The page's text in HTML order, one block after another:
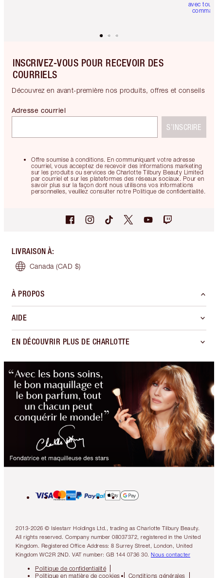
avec
INSCRIVEZ-VOUS POUR RECEVOIR DES
COURRIELS
Découvrez en avant-première nos produits, offres et conseils
Offre soumise à conditions. En communiquant votre adresse
courriel, vous acceptez de recevoir des informations marketing
sur les produits ou services de Charlotte Tilbury Beauty Limited
par courriel et sur les plateformes des réseaux sociaux. Pour en
savoir plus sur la façon dont nous utilisons vos informations
personnelles, veuillez consulter notre Politique de confidentialité.
Adresse courriel
S’INSCRIRE
LIVRAISON À:
Canada (CAD $)
À PROPOS
AIDE
EN DÉCOUVRIR PLUS DE CHARLOTTE
2013-2026 © Islestarr Holdings Ltd., trading as Charlotte Tilbury Beauty.
All rights reserved. Company number 08037372, registered in the United
Kingdom. Registered Office Address: 8 Surrey Street, London, United
Kingdom WC2R 2ND. VAT number: GB 144 0736 30. Nous contacter
Politique de confidentialité
Politique en matière de cookies
Conditions générales